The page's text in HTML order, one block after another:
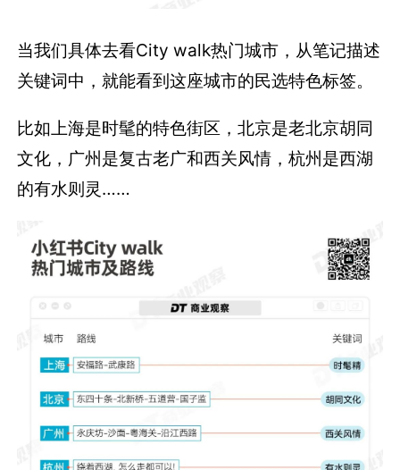
当我们具体去看City walk热门城市，从笔记描述
关键词中，就能看到这座城市的民选特色标签。
比如上海是时髦的特色街区，北京是老北京胡同
文化，广州是复古老广和西关风情，杭州是西湖
的有水则灵……